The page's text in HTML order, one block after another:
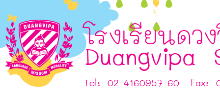
โรงเรียนดว
Duangvipa
Tel: 02-4160957-60 Fax:
G
I
E
F